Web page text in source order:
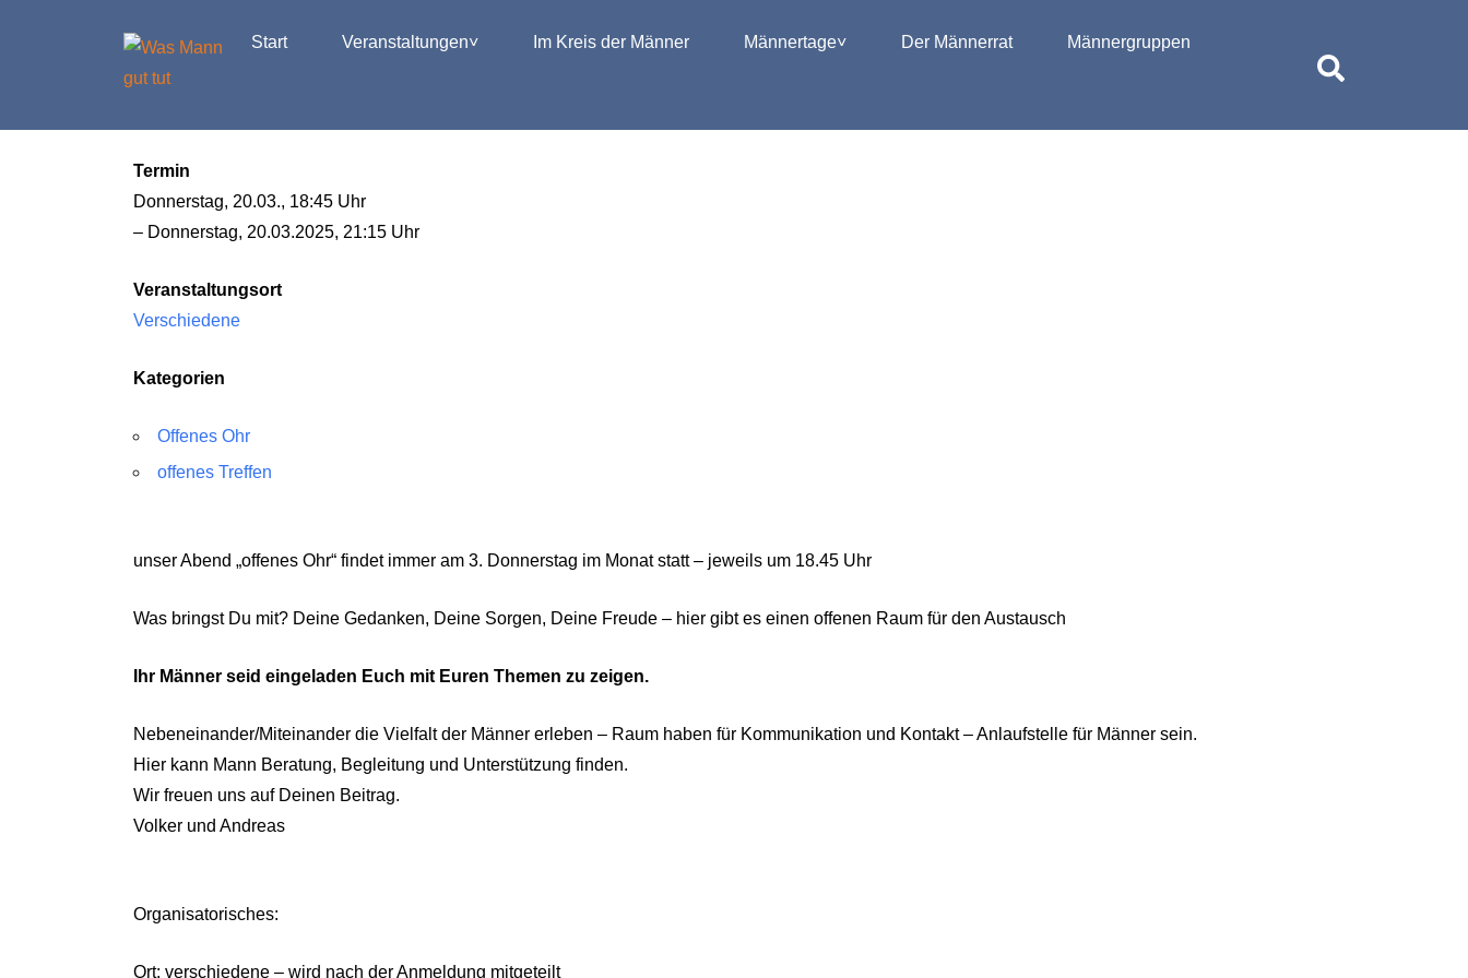
Start Veranstaltungen Im Kreis der Männer Männertage Der Männerrat Männergruppen
Termin
Donnerstag, 20.03., 18:45 Uhr
– Donnerstag, 20.03.2025, 21:15 Uhr
Veranstaltungsort
Verschiedene
Kategorien
Offenes Ohr
offenes Treffen
unser Abend „offenes Ohr“ findet immer am 3. Donnerstag im Monat statt – jeweils um 18.45 Uhr
Was bringst Du mit? Deine Gedanken, Deine Sorgen, Deine Freude – hier gibt es einen offenen Raum für den Austausch
Ihr Männer seid eingeladen Euch mit Euren Themen zu zeigen.
Nebeneinander/Miteinander die Vielfalt der Männer erleben – Raum haben für Kommunikation und Kontakt – Anlaufstelle für Männer sein.
Hier kann Mann Beratung, Begleitung und Unterstützung finden.
Wir freuen uns auf Deinen Beitrag.
Volker und Andreas
Organisatorisches:
Ort: verschiedene – wird nach der Anmeldung mitgeteilt